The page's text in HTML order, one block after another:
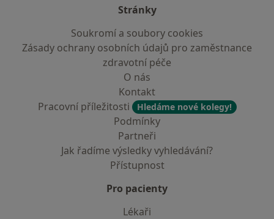
Stránky
Soukromí a soubory cookies
Zásady ochrany osobních údajů pro zaměstnance
zdravotní péče
O nás
Kontakt
Pracovní příležitosti
Hledáme nové kolegy!
Podmínky
Partneři
Jak řadíme výsledky vyhledávání?
Přístupnost
Pro pacienty
Lékaři